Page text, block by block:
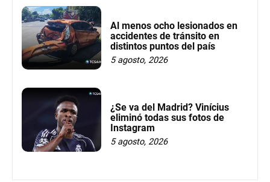
Al menos ocho lesionados en
accidentes de tránsito en
distintos puntos del país
5 agosto, 2026
¿Se va del Madrid? Vinícius
eliminó todas sus fotos de
Instagram
5 agosto, 2026